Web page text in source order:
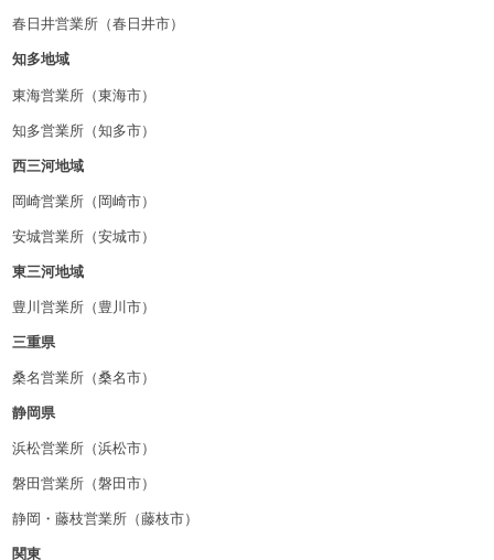
春日井営業所（春日井市）
知多地域
東海営業所（東海市）
知多営業所（知多市）
西三河地域
岡崎営業所（岡崎市）
安城営業所（安城市）
東三河地域
豊川営業所（豊川市）
三重県
桑名営業所（桑名市）
静岡県
浜松営業所（浜松市）
磐田営業所（磐田市）
静岡・藤枝営業所（藤枝市）
関東